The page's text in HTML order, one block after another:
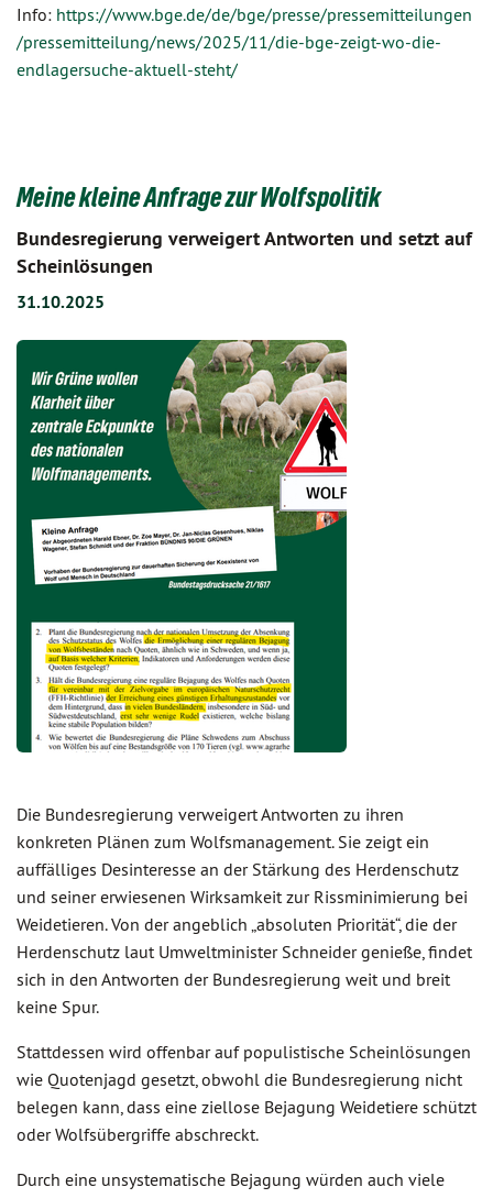
Info: https://www.bge.de/de/bge/presse/pressemitteilungen
/pressemitteilung/news/2025/11/die-bge-zeigt-wo-die-
endlagersuche-aktuell-steht/
Meine kleine Anfrage zur Wolfspolitik
Bundesregierung verweigert Antworten und setzt auf
Scheinlösungen
31.10.2025
Die Bundesregierung verweigert Antworten zu ihren
konkreten Plänen zum Wolfsmanagement. Sie zeigt ein
auffälliges Desinteresse an der Stärkung des Herdenschutz
und seiner erwiesenen Wirksamkeit zur Rissminimierung bei
Weidetieren. Von der angeblich „absoluten Priorität“, die der
Herdenschutz laut Umweltminister Schneider genieße, findet
sich in den Antworten der Bundesregierung weit und breit
keine Spur.
Stattdessen wird offenbar auf populistische Scheinlösungen
wie Quotenjagd gesetzt, obwohl die Bundesregierung nicht
belegen kann, dass eine ziellose Bejagung Weidetiere schützt
oder Wolfsübergriffe abschreckt.
Durch eine unsystematische Bejagung würden auch viele